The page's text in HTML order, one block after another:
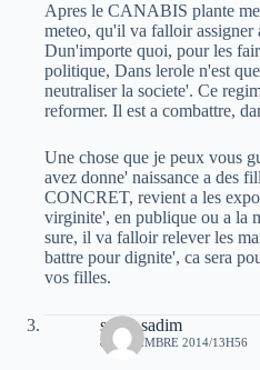
Apres le CANABIS plante
meteo, qu'il va falloir assigner
Dun'importe quoi, pour les
politique, Dans lerole n'est
neutraliser la societe'. Ce
reformer. Il est a combattre,
Une chose que je peux vous
avez donne' naissance a des
CONCRET, revient a les
virginite', en publique ou a la
sure, il va falloir relever les
battre pour dignite', ca sera
vos filles.
sarah sadim
8 NOVEMBRE 2014/13H56